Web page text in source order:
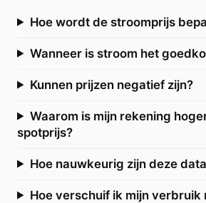
Hoe wordt de stroomprijs
Wanneer is stroom het
Kunnen prijzen negatief zijn?
Waarom is mijn rekening
spotprijs?
Hoe nauwkeurig zijn deze
Hoe verschuif ik mijn verbruik